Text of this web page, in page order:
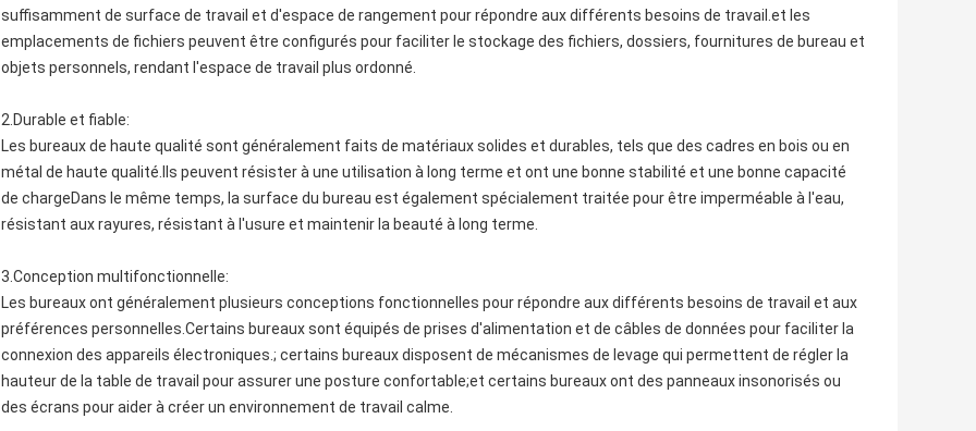
suffisamment de surface de travail et d'espace de rangement pour répondre aux différents besoins de travail.et les
emplacements de fichiers peuvent être configurés pour faciliter le stockage des fichiers, dossiers, fournitures de bureau et
objets personnels, rendant l'espace de travail plus ordonné.
2.Durable et fiable:
Les bureaux de haute qualité sont généralement faits de matériaux solides et durables, tels que des cadres en bois ou en
métal de haute qualité.Ils peuvent résister à une utilisation à long terme et ont une bonne stabilité et une bonne capacité
de chargeDans le même temps, la surface du bureau est également spécialement traitée pour être imperméable à l'eau,
résistant aux rayures, résistant à l'usure et maintenir la beauté à long terme.
3.Conception multifonctionnelle:
Les bureaux ont généralement plusieurs conceptions fonctionnelles pour répondre aux différents besoins de travail et aux
préférences personnelles.Certains bureaux sont équipés de prises d'alimentation et de câbles de données pour faciliter la
connexion des appareils électroniques.; certains bureaux disposent de mécanismes de levage qui permettent de régler la
hauteur de la table de travail pour assurer une posture confortable;et certains bureaux ont des panneaux insonorisés ou
des écrans pour aider à créer un environnement de travail calme.